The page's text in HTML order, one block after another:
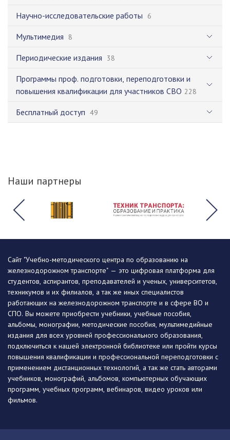
Научно-исследовательские работы 6
Мультимедия 8
Периодические издания 38
Программы проф. подготовки, переподготовки и
повышения квалификации для участников СВО 228
Бесплатный доступ 49
Наши партнеры
Сайт "Учебно-методического центра по образованию на
железнодорожном транспорте" — это цифровая платформа для
студентов, аспирантов, преподавателей и ученых, университетов,
техникумов и их филиалов, а так же иных специалистов
работающих на железнодорожном транспорте и в сфере ВО и
СПО. Вы можете приобрести учебники, учебные пособия,
альбомы, монографии, методические пособия, мультимедийные
издания для всех уровней профессионального образования,
подключиться к нашей электронной библиотеке или пройти курсы
повышения квалификации и профессиональной переподготовки с
применением дистанционных технологий, а так же стать авторами
учебников, монографий, альбомов, компьютерных обучающих
программ, учебных программ, вебинаров, видео уроков или
фильмов.